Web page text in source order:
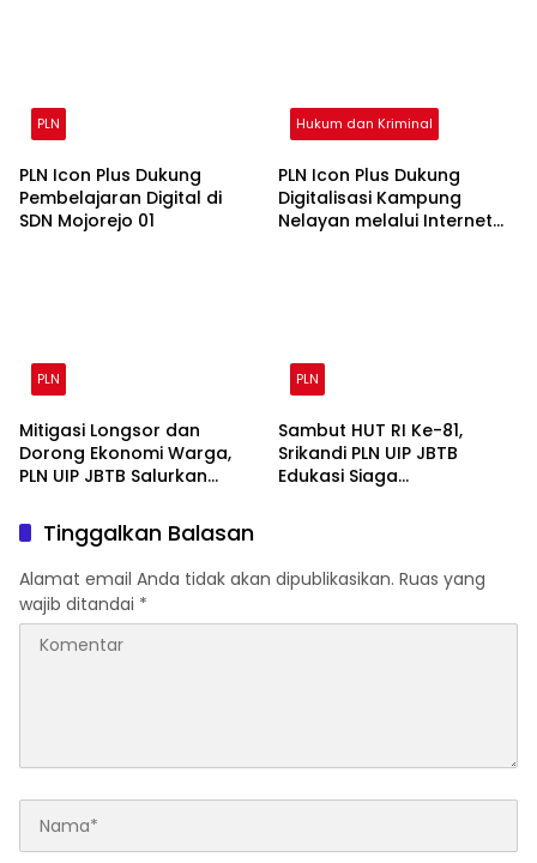
PLN
PLN Icon Plus Dukung
Pembelajaran Digital di
SDN Mojorejo 01
Hukum dan Kriminal
PLN Icon Plus Dukung
Digitalisasi Kampung
Nelayan melalui Internet
PLN
Mitigasi Longsor dan
Dorong Ekonomi Warga,
PLN UIP JBTB Salurkan
Pohon Aren Genjah Asal
Aceh di Banyuwangi
PLN
Sambut HUT RI Ke-81,
Srikandi PLN UIP JBTB
Edukasi Siaga
Banyuwangi.
Tinggalkan Balasan
Alamat email Anda tidak akan dipublikasikan. Ruas yang
wajib ditandai *